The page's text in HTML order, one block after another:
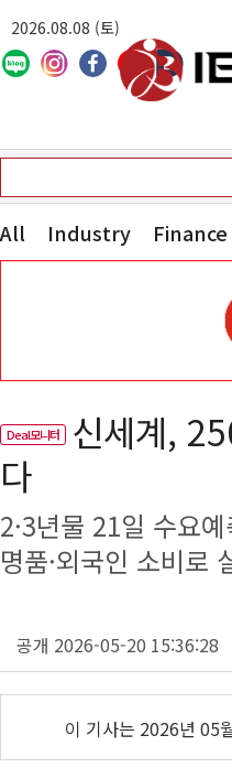
2026.08.08 (토)
All Industry Finance
Deal모니터
신세계,
다
2·3년물 21일 수요
명품·외국인 소비로
공개 2026-05-20 15:36:28
이 기사는 2026년 05